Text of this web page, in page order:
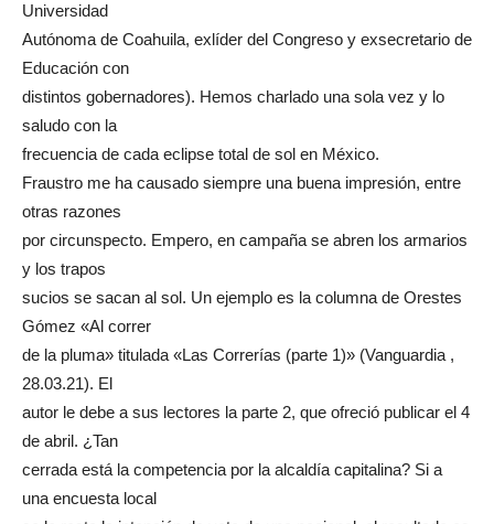
Universidad
Autónoma de Coahuila, exlíder del Congreso y exsecretario de
Educación con
distintos gobernadores). Hemos charlado una sola vez y lo
saludo con la
frecuencia de cada eclipse total de sol en México.
Fraustro me ha causado siempre una buena impresión, entre
otras razones
por circunspecto. Empero, en campaña se abren los armarios
y los trapos
sucios se sacan al sol. Un ejemplo es la columna de Orestes
Gómez «Al correr
de la pluma» titulada «Las Correrías (parte 1)» (Vanguardia ,
28.03.21). El
autor le debe a sus lectores la parte 2, que ofreció publicar el 4
de abril. ¿Tan
cerrada está la competencia por la alcaldía capitalina? Si a
una encuesta local